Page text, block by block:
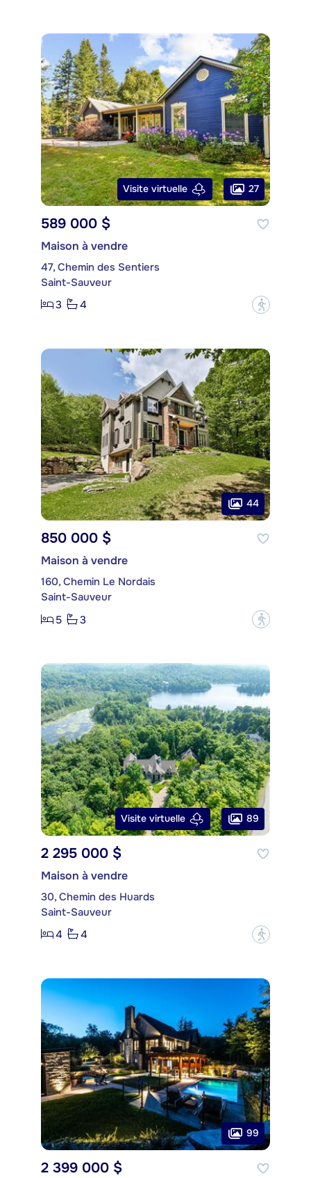
Visite virtuelle 27
589 000 $
Maison à vendre
47, Chemin des Sentiers
Saint-Sauveur
3
4 ?
44
850 000 $
Maison à vendre
160, Chemin Le Nordais
Saint-Sauveur
5
3 ?
Visite virtuelle 89
2 295 000 $
Maison à vendre
30, Chemin des Huards
Saint-Sauveur
4
4 ?
99
2 399 000 $